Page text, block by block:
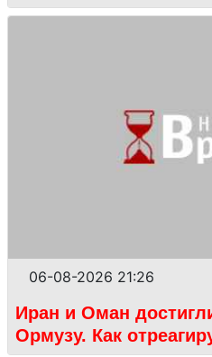
06-08-2026 21:26
Иран и Оман
Ормузу. Как